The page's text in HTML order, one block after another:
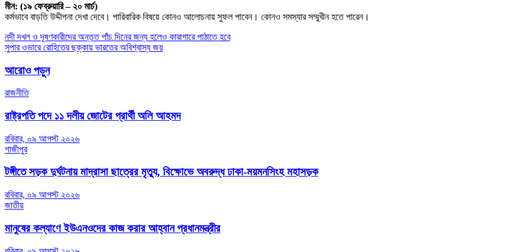
মীন: (১৯ ফেব্রুয়ারি – ২০ মার্চ)
কর্মভাবে বাড়তি উদ্দীপনা দেখা দেবে। পারিবারিক বিষয়ে কোনও আলোচনায় সুফল পাবেন। কোনও সমস্যার সম্মুখীন হতে পারেন।
Post
navigation
নদী দখল ও দূষণকারীদের অন্তত পাঁচ দিনের জন্য হলেও কারাগারে পাঠাতে হবে
সুপার ওভারে রোহিতের ছক্কায় ভারতের অবিশ্বাস্য জয়
আরোও পড়ুন
রাজনীতি
রাষ্ট্রপতি পদে ১১ দলীয় জোটের প্রার্থী অলি আহমদ
রবিবার, ০৯ আগস্ট ২০২৬
গাজীপুর
টঙ্গীতে সড়ক দুর্ঘটনায় মাদ্রাসা ছাত্রের মৃত্যু, বিক্ষোভে অবরুদ্ধ ঢাকা-ময়মনসিংহ মহাসড়ক
রবিবার, ০৯ আগস্ট ২০২৬
জাতীয়
মানুষের কল্যাণে ইউএনওদের কাজ করার আহ্বান প্রধানমন্ত্রীর